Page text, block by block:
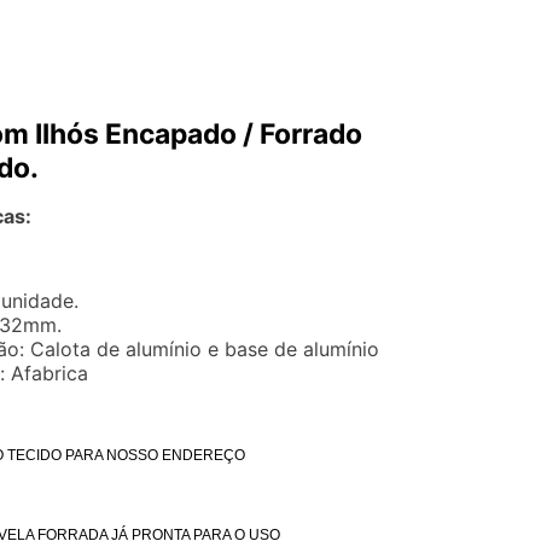
Ilhós Encapado / Forrado
Calota de alumínio e base de alumínio
Afabrica
TECIDO PARA NOSSO ENDEREÇO
FORRADA JÁ PRONTA PARA O USO